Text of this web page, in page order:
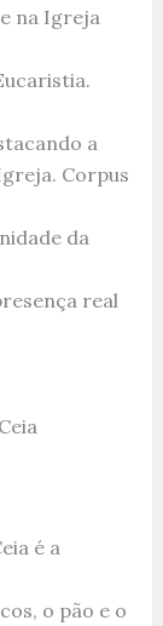
na Igreja
a
Corpus
da
real
é a
o pão e o